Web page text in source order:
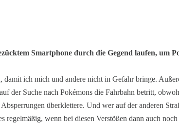
Smartphone durch die Gegend laufen, um
ich mich und andere nicht in Gefahr bringe.
der Suche nach Pokémons die Fahrbahn betritt,
überklettere. Und wer auf der anderen
wenn bei diesen Verstößen dann auch